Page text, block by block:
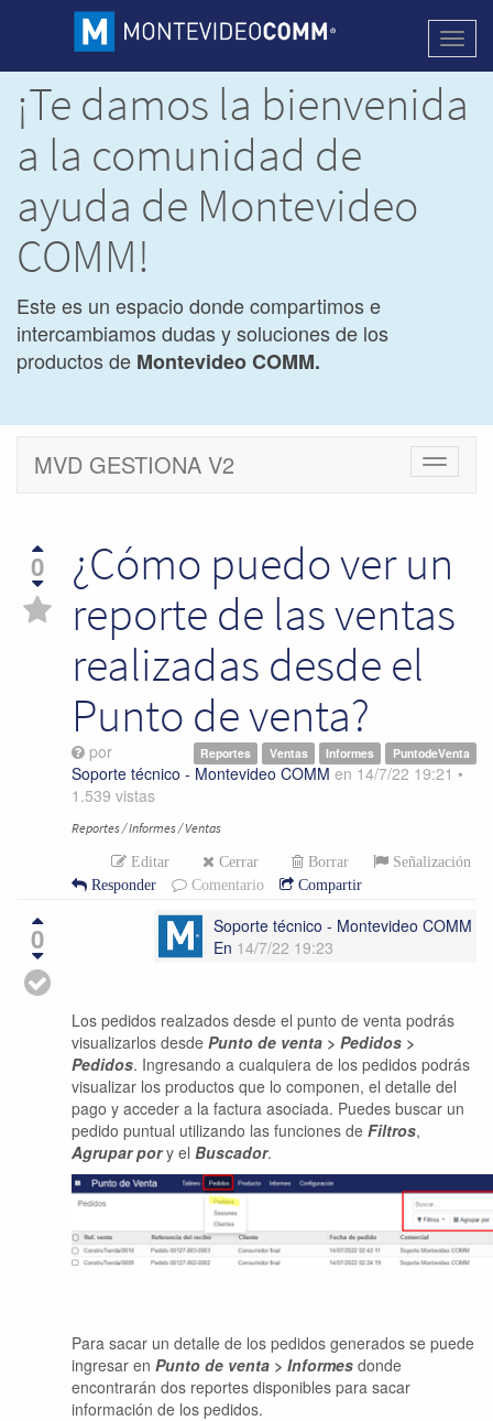
¡Te damos la bienvenida
a la comunidad de
ayuda de Montevideo
COMM!
Este es un espacio donde compartimos e
intercambiamos dudas y soluciones de los
productos de Montevideo COMM.
Cambiar
MVD GESTIONA V2
0
¿Cómo puedo ver un
reporte de las ventas
realizadas desde el
Punto de venta?
Reportes Ventas Informes PuntodeVenta
por
Soporte técnico - Montevideo COMM en 14/7/22 19:21 •
1.539 vistas
Reportes / Informes / Ventas
Editar Cerrar Borrar
Señalización
Responder
Comentario Compartir
0
Soporte técnico - Montevideo COMM
En 14/7/22 19:23
Los pedidos realzados desde el punto de venta podrás
visualizarlos desde Punto de venta > Pedidos >
Pedidos. Ingresando a cualquiera de los pedidos podrás
visualizar los productos que lo componen, el detalle del
pago y acceder a la factura asociada. Puedes buscar un
pedido puntual utilizando las funciones de Filtros,
Agrupar pory el Buscador.
Para sacar un detalle de los pedidos generados se puede
ingresar en Punto de venta > Informes donde
encontrarán dos reportes disponibles para sacar
información de los pedidos.